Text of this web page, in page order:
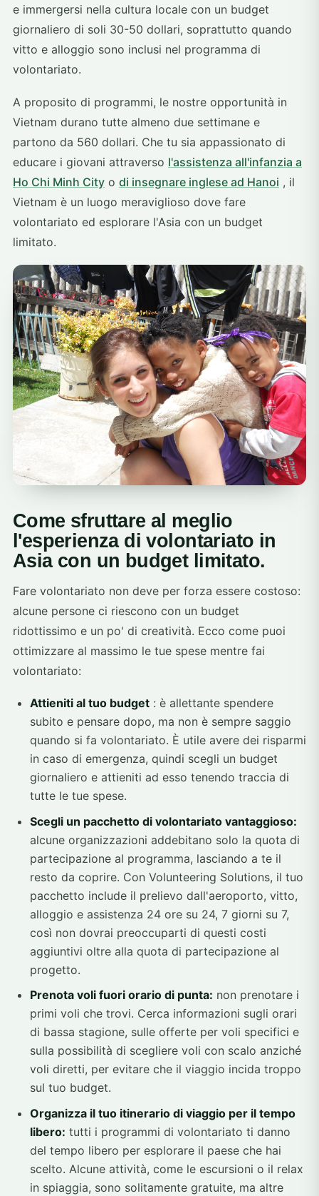
e immergersi nella cultura locale con un budget
giornaliero di soli 30-50 dollari, soprattutto quando
vitto e alloggio sono inclusi nel programma di
volontariato.
A proposito di programmi, le nostre opportunità in
Vietnam durano tutte almeno due settimane e
partono da 560 dollari. Che tu sia appassionato di
educare i giovani attraverso l'assistenza all'infanzia a
Ho Chi Minh City o di insegnare inglese ad Hanoi , il
Vietnam è un luogo meraviglioso dove fare
volontariato ed esplorare l'Asia con un budget
limitato.
Come sfruttare al meglio
l'esperienza di volontariato in
Asia con un budget limitato.
Fare volontariato non deve per forza essere costoso:
alcune persone ci riescono con un budget
ridottissimo e un po' di creatività. Ecco come puoi
ottimizzare al massimo le tue spese mentre fai
volontariato:
Attieniti al tuo budget : è allettante spendere
subito e pensare dopo, ma non è sempre saggio
quando si fa volontariato. È utile avere dei risparmi
in caso di emergenza, quindi scegli un budget
giornaliero e attieniti ad esso tenendo traccia di
tutte le tue spese.
Scegli un pacchetto di volontariato vantaggioso:
alcune organizzazioni addebitano solo la quota di
partecipazione al programma, lasciando a te il
resto da coprire. Con Volunteering Solutions, il tuo
pacchetto include il prelievo dall'aeroporto, vitto,
alloggio e assistenza 24 ore su 24, 7 giorni su 7,
così non dovrai preoccuparti di questi costi
aggiuntivi oltre alla quota di partecipazione al
progetto.
Prenota voli fuori orario di punta: non prenotare i
primi voli che trovi. Cerca informazioni sugli orari
di bassa stagione, sulle offerte per voli specifici e
sulla possibilità di scegliere voli con scalo anziché
voli diretti, per evitare che il viaggio incida troppo
sul tuo budget.
Organizza il tuo itinerario di viaggio per il tempo
libero: tutti i programmi di volontariato ti danno
del tempo libero per esplorare il paese che hai
scelto. Alcune attività, come le escursioni o il relax
in spiaggia, sono solitamente gratuite, ma altre